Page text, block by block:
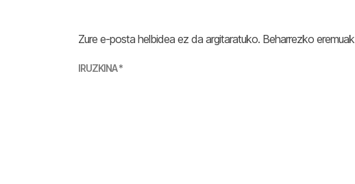
Zure e-posta helbidea ez da argitaratuko. Beharrezko eremuak
IRUZKINA*